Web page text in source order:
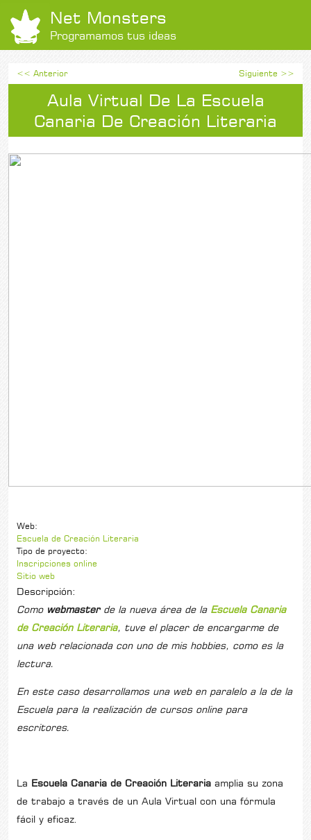
Net Monsters
Programamos tus ideas
<< Anterior Siguiente >>
Aula Virtual De La Escuela
Canaria De Creación Literaria
Web:
Escuela de Creación Literaria
Tipo de proyecto:
Inscripciones online
Sitio web
Descripción:
Como webmasterde la nueva área de la Escuela Canaria
de Creación Literaria, tuve el placer de encargarme de
una web relacionada con uno de mis hobbies, como es la
lectura.
En este caso desarrollamos una web en paralelo a la de la
Escuela para la realización de cursos online para
escritores.
La Escuela Canaria de Creación Literaria amplia su zona
de trabajo a través de un Aula Virtual con una fórmula
fácil y eficaz.